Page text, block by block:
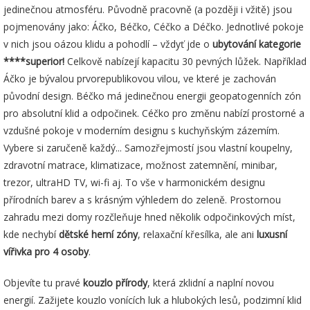
jedinečnou atmosféru. Původně pracovně (a později i vžitě) jsou
pojmenovány jako: Áčko, Béčko, Céčko a Déčko. Jednotlivé pokoje
v nich jsou oázou klidu a pohodlí – vždyť jde o ubytování kategorie
****superior! Celkově nabízejí kapacitu 30 pevných lůžek. Například
Áčko je bývalou prvorepublikovou vilou, ve které je zachován
původní design. Béčko má jedinečnou energii geopatogenních zón
pro absolutní klid a odpočinek. Céčko pro změnu nabízí prostorné a
vzdušné pokoje v moderním designu s kuchyňským zázemím.
Vybere si zaručeně každý... Samozřejmostí jsou vlastní koupelny,
zdravotní matrace, klimatizace, možnost zatemnění, minibar,
trezor, ultraHD TV, wi-fi aj. To vše v harmonickém designu
přírodních barev a s krásným výhledem do zeleně. Prostornou
zahradu mezi domy rozčleňuje hned několik odpočinkových míst,
kde nechybídětské herní zóny, relaxační křesílka, ale ani luxusní
vířivka pro 4 osoby.
Objevíte tu pravé kouzlo přírody, která zklidní a naplní novou
energií. Zažijete kouzlo vonících luk a hlubokých lesů, podzimní klid